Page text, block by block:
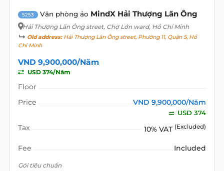
5253 Văn phòng ảo MindX Hải Thượng Lãn Ông
Hải Thượng Lãn Ông street, Chợ Lớn ward, Hồ Chí Minh
Old address:Hải Thượng Lãn Ông street, Phường 11, Quận 5, Hồ
Chí Minh
VND 9,900,000/Năm
USD 374/Năm
Floor
Price
VND 9,900,000/Năm
USD 374
Tax 10% VAT (Excluded)
Fee Included
Gói tiêu chuẩn